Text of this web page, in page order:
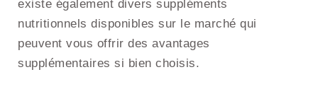
existe également divers suppléments
nutritionnels disponibles sur le marché qui
peuvent vous offrir des avantages
supplémentaires si bien choisis.